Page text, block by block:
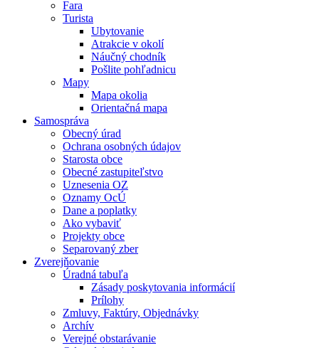
Fara
Turista
Ubytovanie
Atrakcie v okolí
Náučný chodník
Pošlite pohľadnicu
Mapy
Mapa okolia
Orientačná mapa
Samospráva
Obecný úrad
Ochrana osobných údajov
Starosta obce
Obecné zastupiteľstvo
Uznesenia OZ
Oznamy OcÚ
Dane a poplatky
Ako vybaviť
Projekty obce
Separovaný zber
Zverejňovanie
Úradná tabuľa
Zásady poskytovania informácií
Prílohy
Zmluvy, Faktúry, Objednávky
Archív
Verejné obstarávanie